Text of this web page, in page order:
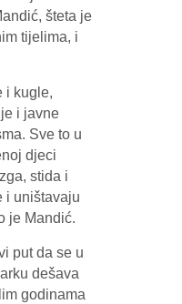
šteta je
tijelima, i
i kugle,
i javne
Sve to u
djeci
stida i
i uništavaju
je Mandić.
put da se u
dešava
godinama